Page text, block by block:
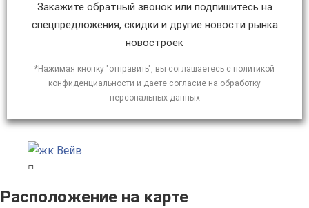
Закажите обратный звонок или подпишитесь на
спецпредложения, скидки и другие новости рынка
новостроек
*Нажимая кнопку "отправить", вы соглашаетесь с политикой
конфиденциальности и даете согласие на обработку
персональных данных
Расположение на карте